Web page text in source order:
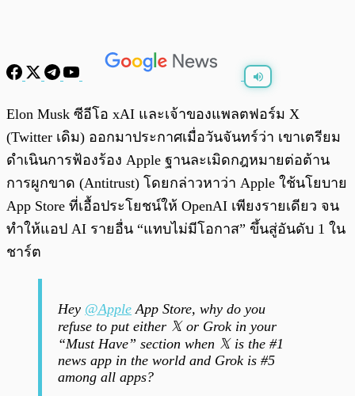
พร้อมเล่น 0:00
Elon Musk ซีอีโอ xAI และเจ้าของแพลตฟอร์ม X
(Twitter เดิม) ออกมาประกาศเมื่อวันจันทร์ว่า เขาเตรียม
ดำเนินการฟ้องร้อง Apple ฐานละเมิดกฎหมายต่อต้าน
การผูกขาด (Antitrust) โดยกล่าวหาว่า Apple ใช้นโยบาย
App Store ที่เอื้อประโยชน์ให้ OpenAI เพียงรายเดียว จน
ทำให้แอป AI รายอื่น “แทบไม่มีโอกาส” ขึ้นสู่อันดับ 1 ใน
ชาร์ต
Hey @Apple App Store, why do you
refuse to put either 𝕏 or Grok in your
“Must Have” section when 𝕏 is the #1
news app in the world and Grok is #5
among all apps?